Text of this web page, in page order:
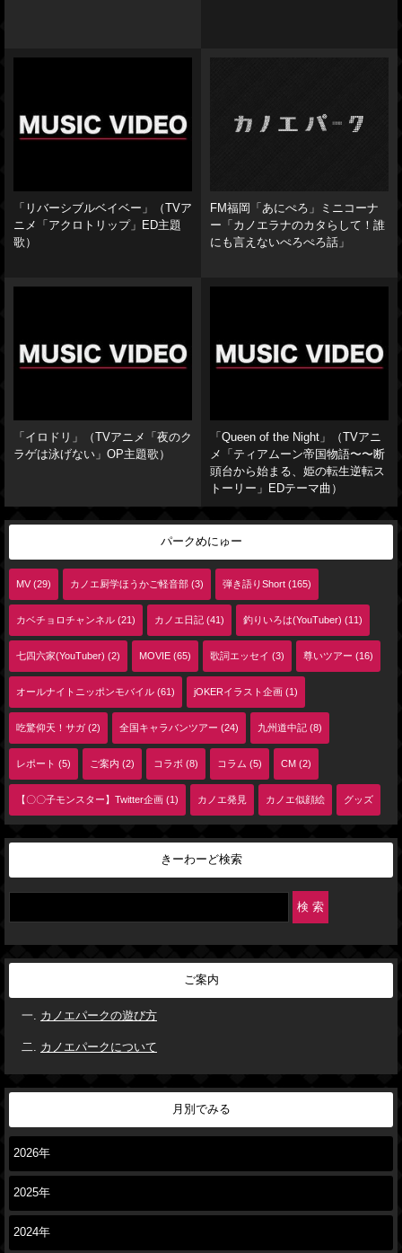
「リバーシブルベイベー」（TVア
ニメ「アクロトリップ」ED主題
歌）
FM福岡「あにぺろ」ミニコーナ
ー「カノエラナのカタらして！誰
にも言えないぺろぺろ話」
「イロドリ」（TVアニメ「夜のク
ラゲは泳げない」OP主題歌）
「Queen of the Night」（TVアニ
メ「ティアムーン帝国物語〜〜断
頭台から始まる、姫の転生逆転ス
トーリー」EDテーマ曲）
パークめにゅー
MV (29) カノエ厨学ほうかご軽音部 (3) 弾き語りShort (165)
カベチョロチャンネル (21) カノエ日記 (41) 釣りいろは(YouTuber) (11)
七四六家(YouTuber) (2) MOVIE (65) 歌詞エッセイ (3) 尊いツアー (16)
オールナイトニッポンモバイル (61) jOKERイラスト企画 (1)
吃驚仰天！サガ (2) 全国キャラバンツアー (24) 九州道中記 (8)
レポート (5) ご案内 (2) コラボ (8) コラム (5) CM (2)
【〇〇子モンスター】Twitter企画 (1) カノエ発見 カノエ似顔絵 グッズ
きーわーど検索
ご案内
カノエパークの遊び方
カノエパークについて
月別でみる
2026年
2025年
2024年